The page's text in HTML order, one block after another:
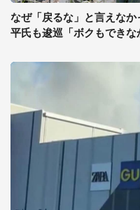
なぜ「戻るな」と言えな
平氏も逡巡「ボクもできな